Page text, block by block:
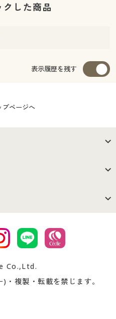
した商品
表示履歴を残す
プページへ
会社案内
サイトマップ
お支払は
忘れの場合
Co.,Ltd.
複製・転載を禁じます。